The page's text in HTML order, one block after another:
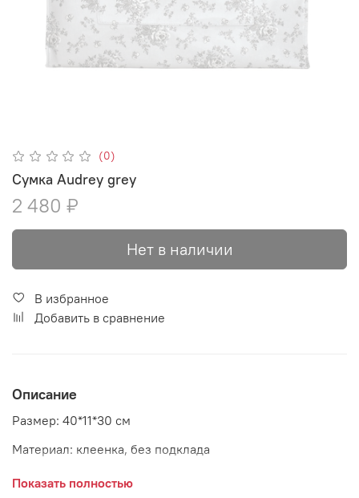
(0)
Сумка Audrey grey
2 480 ₽
Нет в наличии
В избранное
Добавить в сравнение
Описание
Размер: 40*11*30 см
Материал: клеенка, без подклада
Страна: Дания
Показать полностью